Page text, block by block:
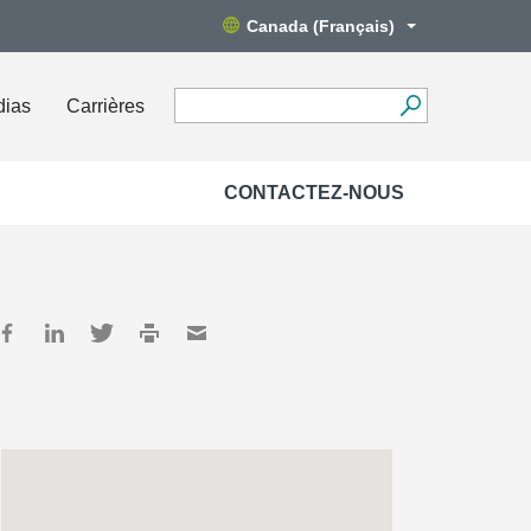
Canada (Français)
Carrières
CONTACTEZ-NOUS